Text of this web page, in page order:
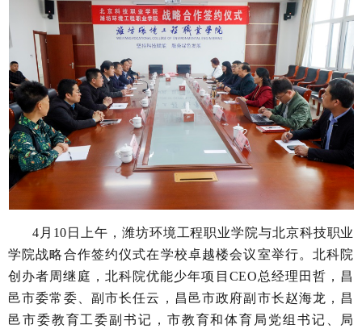
4月10日上午，潍坊环境工程职业学院与北京科技职业
学院战略合作签约仪式在学校卓越楼会议室举行。北科院
创办者周继庭，北科院优能少年项目CEO总经理田哲，昌
邑市委常委、副市长任云，昌邑市政府副市长赵海龙，昌
邑市委教育工委副书记，市教育和体育局党组书记、局